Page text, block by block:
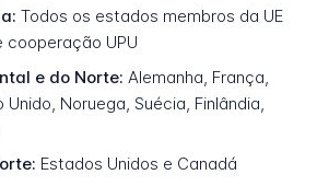
Todos os estados membros da UE
UPU
e do Norte: Alemanha, França,
Unido, Noruega, Suécia, Finlândia,
Estados Unidos e Canadá